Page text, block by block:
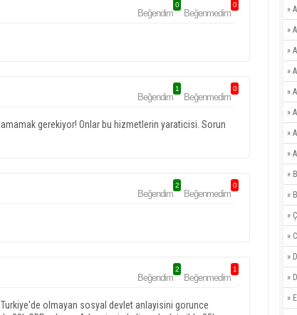
Beğendim
0
Beğenmedim
0
Beğendim
1
Beğenmedim
0
gerekiyor! Onlar bu hizmetlerin yaraticisi. Sorun
Beğendim
2
Beğenmedim
0
Beğendim
2
Beğenmedim
1
olmayan sosyal devlet anlayisini gorunce
»
»
»
»
»
»
»
»
»
»
»
»
»
»
»